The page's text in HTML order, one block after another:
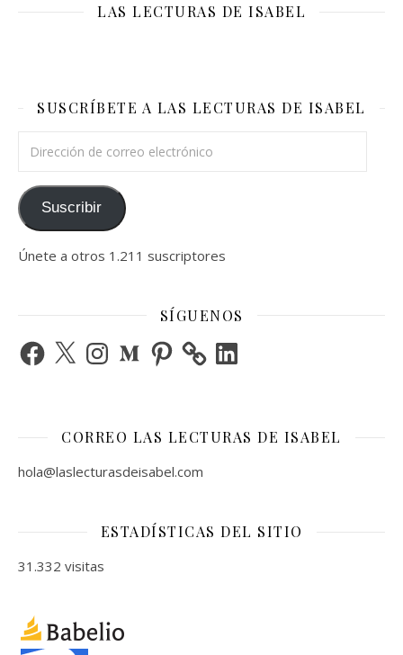
LAS LECTURAS DE ISABEL
SUSCRÍBETE A LAS LECTURAS DE ISABEL
Suscribir
Únete a otros 1.211 suscriptores
SÍGUENOS
Facebook
X InstagramMediumPinterest LinkedIn
CORREO LAS LECTURAS DE ISABEL
hola@laslecturasdeisabel.com
ESTADÍSTICAS DEL SITIO
31.332 visitas